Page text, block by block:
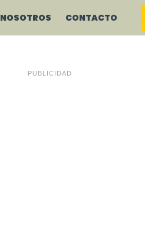
NOSOTROS CONTACTO
PUBLICIDAD